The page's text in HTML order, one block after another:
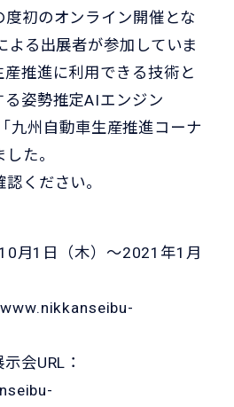
度初のオンライン開催とな
よる出展者が参加していま
推進に利用できる技術と
る姿勢推定AIエンジン
九州自動車生産推進コーナ
た。
ください。
月1日（木）～2021年1月
会URL：